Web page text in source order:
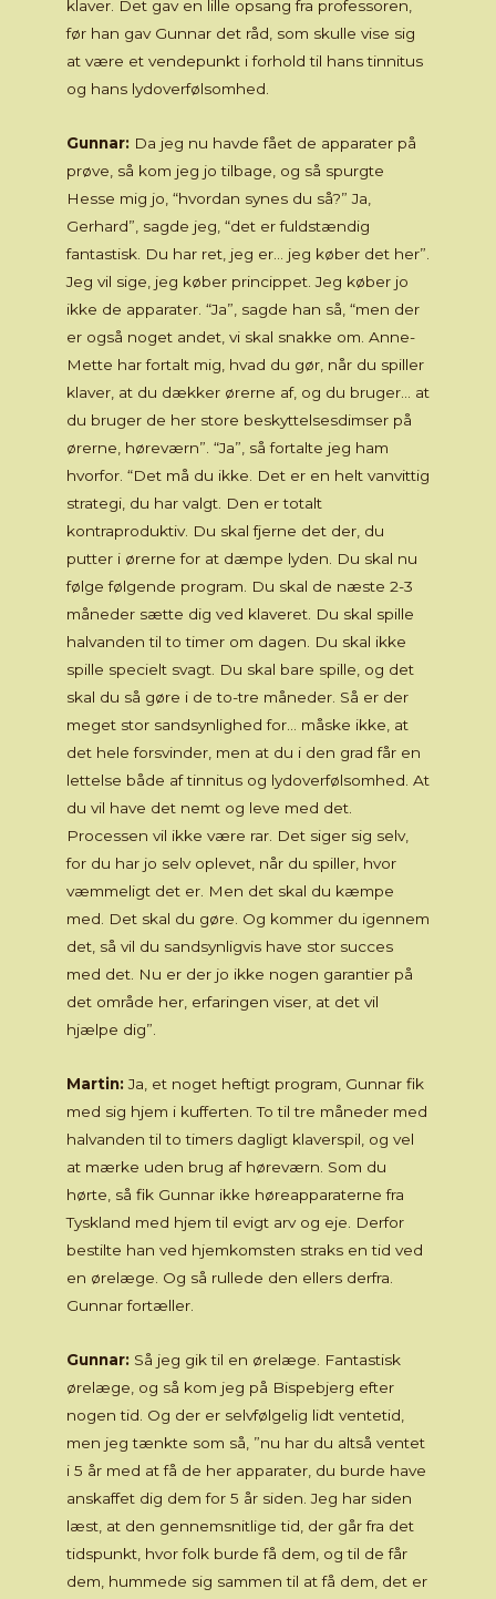
klaver. Det gav en lille opsang fra professoren,
før han gav Gunnar det råd, som skulle vise sig
at være et vendepunkt i forhold til hans tinnitus
og hans lydoverfølsomhed.
Gunnar: Da jeg nu havde fået de apparater på
prøve, så kom jeg jo tilbage, og så spurgte
Hesse mig jo, “hvordan synes du så?” Ja,
Gerhard”, sagde jeg, “det er fuldstændig
fantastisk. Du har ret, jeg er… jeg køber det her”.
Jeg vil sige, jeg køber princippet. Jeg køber jo
ikke de apparater. “Ja”, sagde han så, “men der
er også noget andet, vi skal snakke om. Anne-
Mette har fortalt mig, hvad du gør, når du spiller
klaver, at du dækker ørerne af, og du bruger… at
du bruger de her store beskyttelsesdimser på
ørerne, høreværn”. “Ja”, så fortalte jeg ham
hvorfor. “Det må du ikke. Det er en helt vanvittig
strategi, du har valgt. Den er totalt
kontraproduktiv. Du skal fjerne det der, du
putter i ørerne for at dæmpe lyden. Du skal nu
følge følgende program. Du skal de næste 2-3
måneder sætte dig ved klaveret. Du skal spille
halvanden til to timer om dagen. Du skal ikke
spille specielt svagt. Du skal bare spille, og det
skal du så gøre i de to-tre måneder. Så er der
meget stor sandsynlighed for… måske ikke, at
det hele forsvinder, men at du i den grad får en
lettelse både af tinnitus og lydoverfølsomhed. At
du vil have det nemt og leve med det.
Processen vil ikke være rar. Det siger sig selv,
for du har jo selv oplevet, når du spiller, hvor
væmmeligt det er. Men det skal du kæmpe
med. Det skal du gøre. Og kommer du igennem
det, så vil du sandsynligvis have stor succes
med det. Nu er der jo ikke nogen garantier på
det område her, erfaringen viser, at det vil
hjælpe dig”.
Martin:Ja, et noget heftigt program, Gunnar fik
med sig hjem i kufferten. To til tre måneder med
halvanden til to timers dagligt klaverspil, og vel
at mærke uden brug af høreværn. Som du
hørte, så fik Gunnar ikke høreapparaterne fra
Tyskland med hjem til evigt arv og eje. Derfor
bestilte han ved hjemkomsten straks en tid ved
en ørelæge. Og så rullede den ellers derfra.
Gunnar fortæller.
Gunnar: Så jeg gik til en ørelæge. Fantastisk
ørelæge, og så kom jeg på Bispebjerg efter
nogen tid. Og der er selvfølgelig lidt ventetid,
men jeg tænkte som så, ”nu har du altså ventet
i 5 år med at få de her apparater, du burde have
anskaffet dig dem for 5 år siden. Jeg har siden
læst, at den gennemsnitlige tid, der går fra det
tidspunkt, hvor folk burde få dem, og til de får
dem, hummede sig sammen til at få dem, det er